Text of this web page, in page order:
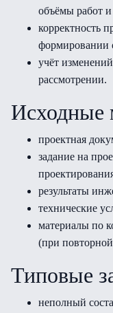
объёмы работ
корректность
формировании
учёт
рассмотрении.
Исходные
проектная
задание на
результаты
технические
материалы по
(при повторной
Типовые
неполный